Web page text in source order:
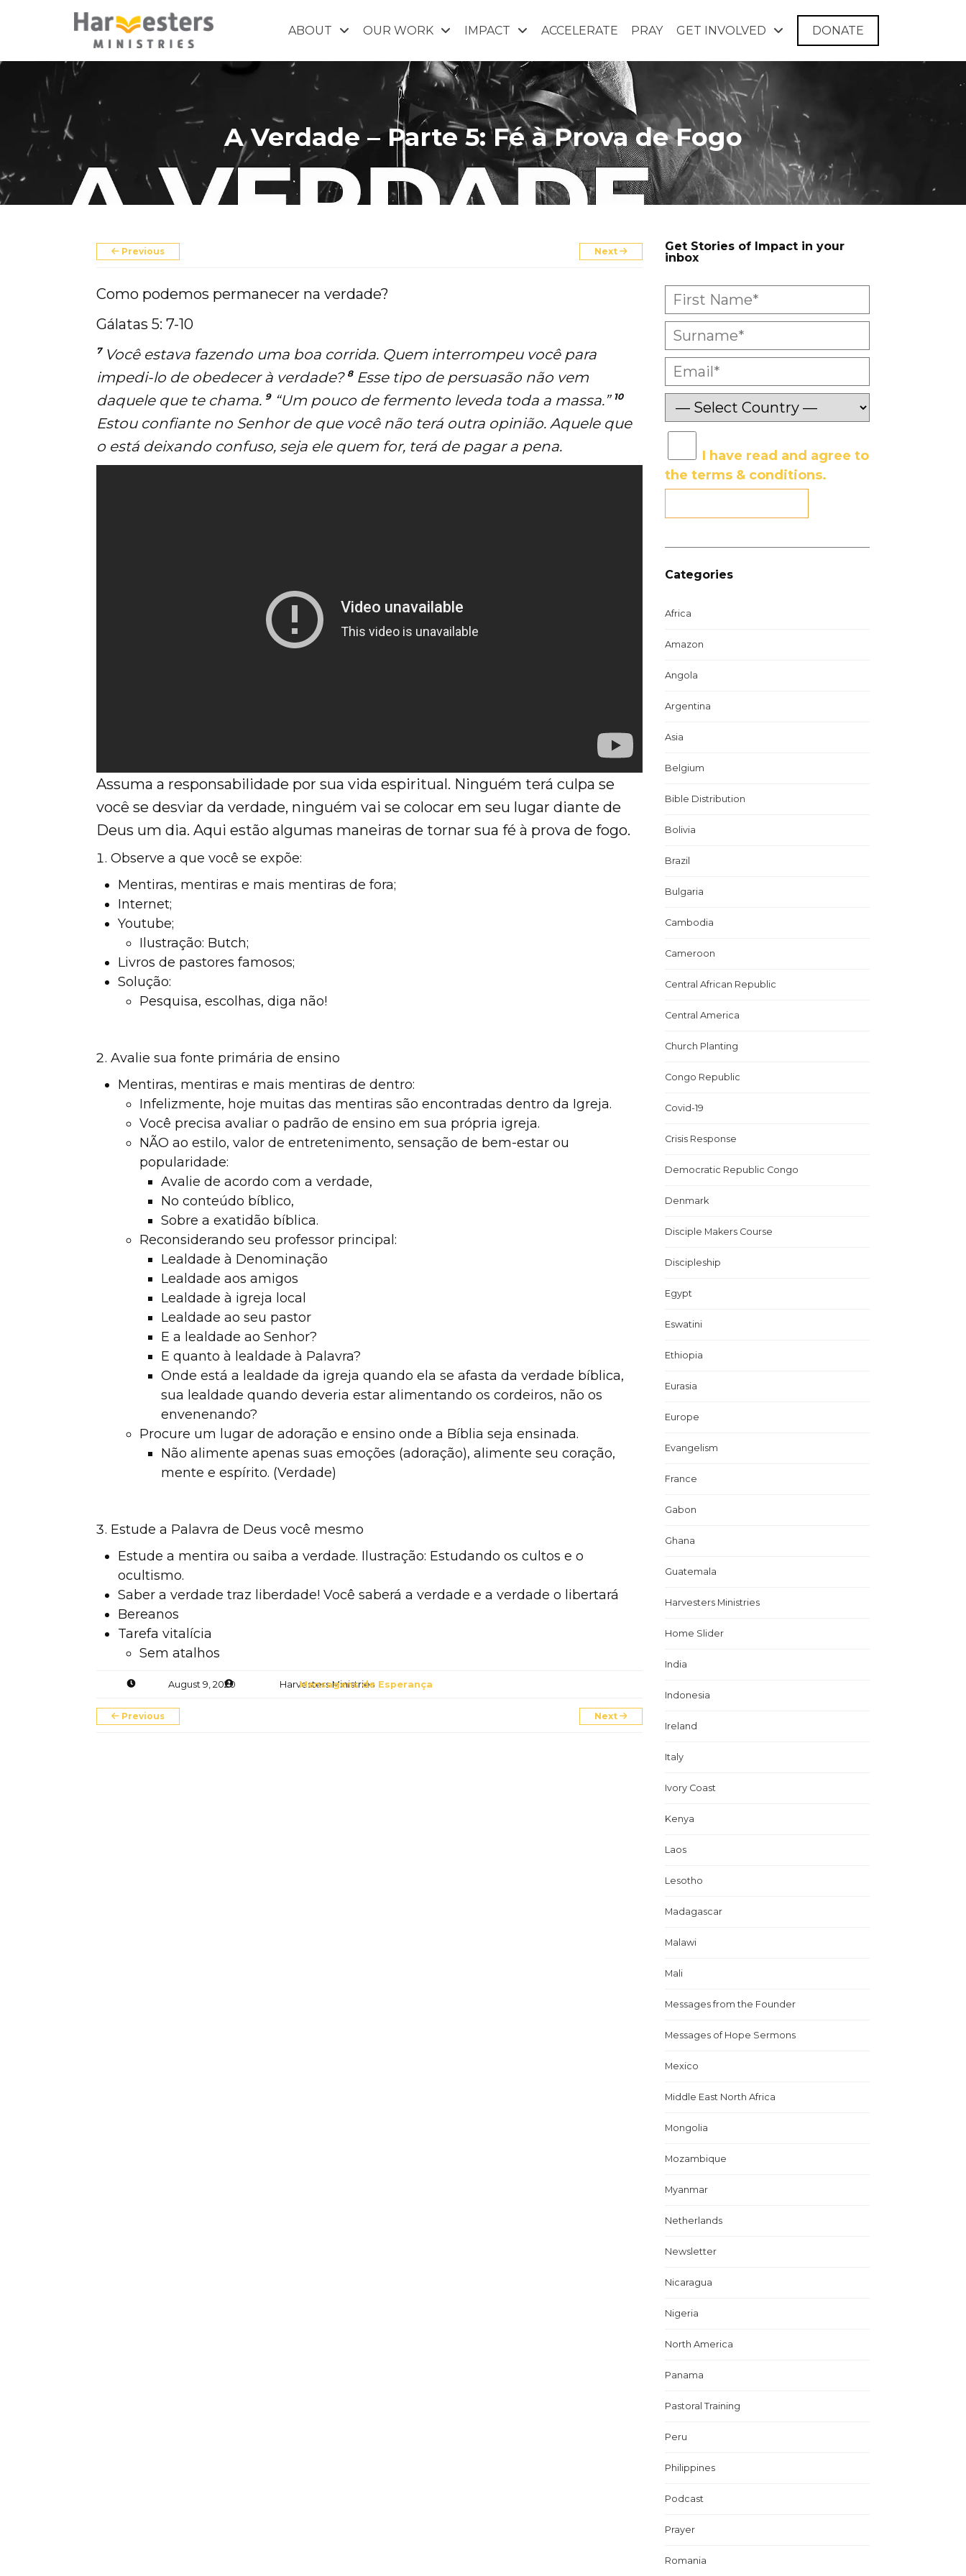
ABOUT OUR WORK IMPACT ACCELERATE PRAY GET INVOLVED DONATE
About Us
Annual Report
Our Beliefs
Our Work
Our Work
Church Planting
Evangelism
Pastoral Training
Discipleship
Pray
Get Involved
Get Involved
Disciple Makers Course
Invite Us
Contact Us
Donate
A Verdade – Parte 5: Fé à Prova de Fogo
Previous Next
Como podemos permanecer na verdade?
Gálatas 5: 7-10
7Você estava fazendo uma boa corrida. Quem interrompeu você para
impedi-lo de obedecer à verdade? 8Esse tipo de persuasão não vem
daquele que te chama. 9“Um pouco de fermento leveda toda a massa.” 10
Estou confiante no Senhor de que você não terá outra opinião. Aquele que
o está deixando confuso, seja ele quem for, terá de pagar a pena.
Assuma a responsabilidade por sua vida espiritual. Ninguém terá culpa se
você se desviar da verdade, ninguém vai se colocar em seu lugar diante de
Deus um dia. Aqui estão algumas maneiras de tornar sua fé à prova de fogo.
Observe a que você se expõe:
Mentiras, mentiras e mais mentiras de fora;
Internet;
Youtube;
Ilustração: Butch;
Livros de pastores famosos;
Solução:
Pesquisa, escolhas, diga não!
Avalie sua fonte primária de ensino
Mentiras, mentiras e mais mentiras de dentro:
Infelizmente, hoje muitas das mentiras são encontradas dentro da Igreja.
Você precisa avaliar o padrão de ensino em sua própria igreja.
NÃO ao estilo, valor de entretenimento, sensação de bem-estar ou
popularidade:
Avalie de acordo com a verdade,
No conteúdo bíblico,
Sobre a exatidão bíblica.
Reconsiderando seu professor principal:
Lealdade à Denominação
Lealdade aos amigos
Lealdade à igreja local
Lealdade ao seu pastor
E a lealdade ao Senhor?
E quanto à lealdade à Palavra?
Onde está a lealdade da igreja quando ela se afasta da verdade bíblica,
sua lealdade quando deveria estar alimentando os cordeiros, não os
envenenando?
Procure um lugar de adoração e ensino onde a Bíblia seja ensinada.
Não alimente apenas suas emoções (adoração), alimente seu coração,
mente e espírito. (Verdade)
Estude a Palavra de Deus você mesmo
Estude a mentira ou saiba a verdade. Ilustração: Estudando os cultos e o
ocultismo.
Saber a verdade traz liberdade! Você saberá a verdade e a verdade o libertará
Bereanos
Tarefa vitalícia
Sem atalhos
August 9, 2020 Harvesters Ministries
Mensagens de Esperança
Previous Next
Get Stories of Impact in your
inbox
I have read and agree to
the terms & conditions.
Categories
Africa
Amazon
Angola
Argentina
Asia
Belgium
Bible Distribution
Bolivia
Brazil
Bulgaria
Cambodia
Cameroon
Central African Republic
Central America
Church Planting
Congo Republic
Covid-19
Crisis Response
Democratic Republic Congo
Denmark
Disciple Makers Course
Discipleship
Egypt
Eswatini
Ethiopia
Eurasia
Europe
Evangelism
France
Gabon
Ghana
Guatemala
Harvesters Ministries
Home Slider
India
Indonesia
Ireland
Italy
Ivory Coast
Kenya
Laos
Lesotho
Madagascar
Malawi
Mali
Messages from the Founder
Messages of Hope Sermons
Mexico
Middle East North Africa
Mongolia
Mozambique
Myanmar
Netherlands
Newsletter
Nicaragua
Nigeria
North America
Panama
Pastoral Training
Peru
Philippines
Podcast
Prayer
Romania